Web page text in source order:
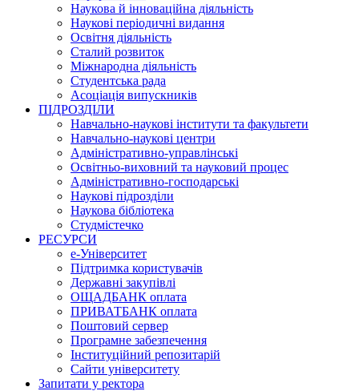
Наукова й інноваційна діяльність
Наукові періодичні видання
Освітня діяльність
Сталий розвиток
Міжнародна діяльність
Студентська рада
Асоціація випускників
ПІДРОЗДІЛИ
Навчально-наукові інститути та факультети
Навчально-наукові центри
Адміністративно-управлінські
Освітньо-виховний та науковий процес
Адміністративно-господарські
Наукові підрозділи
Наукова бібліотека
Студмістечко
РЕСУРСИ
е-Університет
Підтримка користувачів
Державні закупівлі
ОЩАДБАНК оплата
ПРИВАТБАНК оплата
Поштовий сервер
Програмне забезпечення
Інституційний репозитарій
Сайти університету
Запитати у ректора